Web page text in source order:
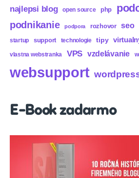
najlepsi blog open source php
podnikanie podpora rozhovor seo
startup support technologie tipy
vlastna webstranka VPS vzdelávanie
websupport
E-Book zadarmo